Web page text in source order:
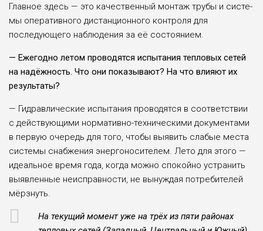
Главное здесь — это качественный монтаж трубы и систе­
мы оперативного дистан­ционного контроля для
последующего наблюде­ния за её состоянием.
— Ежегодно летом проводятся испы­тания тепловых сетей
на надёжность. Что они показывают? На что влияют их
результаты?
— Гидравлические испытания проводятся в соответствии
с дей­ствующими нормативно-техническими документа­ми
в первую очередь для того, чтобы выявить сла­бые места
системы снаб­жения энергоносителем. Лето для этого —
иде­альное время года, когда можно спокойно устра­нить
выявленные неис­правности, не вынуждая потребителей
мёрзнуть.
На текущий момент уже на трёх из пяти районах